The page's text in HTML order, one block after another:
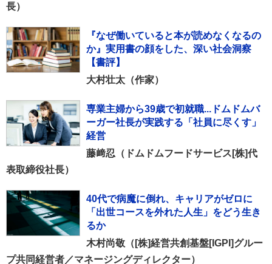
長）
『なぜ働いていると本が読めなくなるの
か』実用書の顔をした、深い社会洞察
【書評】
大村壮太（作家）
専業主婦から39歳で初就職...ドムドムバ
ーガー社長が実践する「社員に尽くす」
経営
藤﨑忍（ドムドムフードサービス[株]代
表取締役社長）
40代で病魔に倒れ、キャリアがゼロに
「出世コースを外れた人生」をどう生き
るか
木村尚敬（[株]経営共創基盤[IGPI]グルー
プ共同経営者／マネージングディレクター）